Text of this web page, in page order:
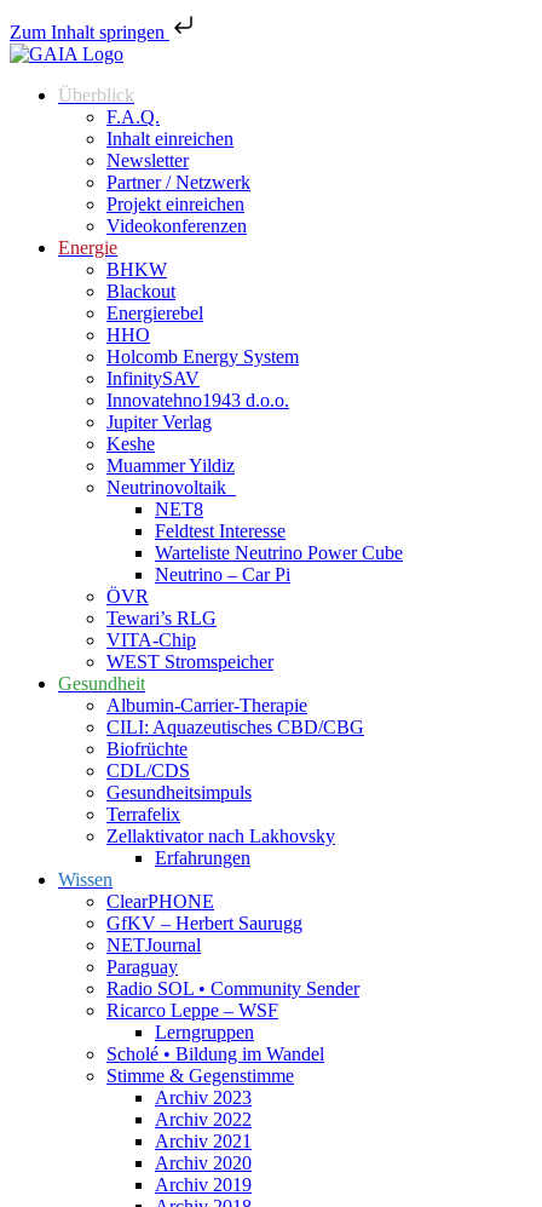
Zum Inhalt springen
Überblick
F.A.Q.
Inhalt einreichen
Newsletter
Partner / Netzwerk
Projekt einreichen
Videokonferenzen
Energie
BHKW
Blackout
Energierebel
HHO
Holcomb Energy System
InfinitySAV
Innovatehno1943 d.o.o.
Jupiter Verlag
Keshe
Muammer Yildiz
Neutrinovoltaik
NET8
Feldtest Interesse
Warteliste Neutrino Power Cube
Neutrino – Car Pi
ÖVR
Tewari’s RLG
VITA-Chip
WEST Stromspeicher
Gesundheit
Albumin-Carrier-Therapie
CILI: Aquazeutisches CBD/CBG
Biofrüchte
CDL/CDS
Gesundheitsimpuls
Terrafelix
Zellaktivator nach Lakhovsky
Erfahrungen
Wissen
ClearPHONE
GfKV – Herbert Saurugg
NETJournal
Paraguay
Radio SOL • Community Sender
Ricarco Leppe – WSF
Lerngruppen
Scholé • Bildung im Wandel
Stimme & Gegenstimme
Archiv 2023
Archiv 2022
Archiv 2021
Archiv 2020
Archiv 2019